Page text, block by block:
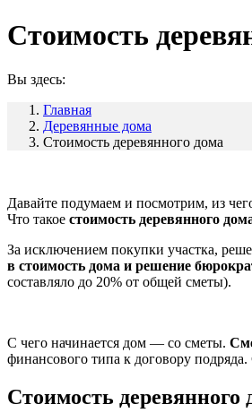
Стоимость
Вы здесь:
Главная
Деревянные дома
Стоимость деревянного дома
Давайте подумаем и посмотрим, из
Что такое стоимость деревянного
За исключением покупки участка,
в стоимость дома и решение
составляло до 20% от общей сметы).
С чего начинается дом — со сметы.
финансового типа к договору
Стоимость